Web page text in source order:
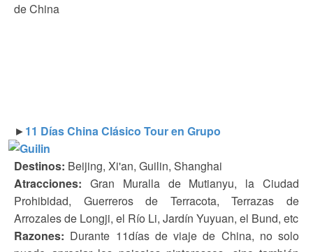
de China
►11 Días China Clásico Tour en Grupo
Destinos: Beijing, Xi'an, Guilin, Shanghai
Atracciones: Gran Muralla de Mutianyu, la Ciudad
Prohibidad, Guerreros de Terracota, Terrazas de
Arrozales de Longji, el Río Li, Jardín Yuyuan, el Bund, etc
Razones: Durante 11días de viaje de China, no solo